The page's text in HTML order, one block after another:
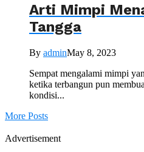
Arti Mimpi
Tangga
By adminMay 8, 2023
Sempat mengalami mimpi
ketika terbangun pun
kondisi...
More Posts
Advertisement